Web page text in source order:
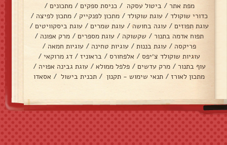
מפת אתר / ביטול עסקה / כניסת ספקים / מתכונים /
כדורי שוקולד / עוגת שוקולד / מתכון לפנקייק / מתכון לפיצה /
עוגת תפוזים / עוגה בחושה / עוגת שמרים / עוגת ביסקוויטים /
תפוח אדמה בתנור / שקשוקה / עוגת מספרים / מרק אפונה /
פריקסה / עוגת בננות / עוגיות טחינה / עוגיות חמאה /
עוגיות שוקולד צ׳יפס / אלפחורס / בראוניז / דג מרוקאי /
עוף בתנור / מרק עדשים / פלפל ממולא / עוגת גבינה אפויה /
מתכון לאורז / תנאי שימוש - תקנון / תכנית בישול / אסאדו